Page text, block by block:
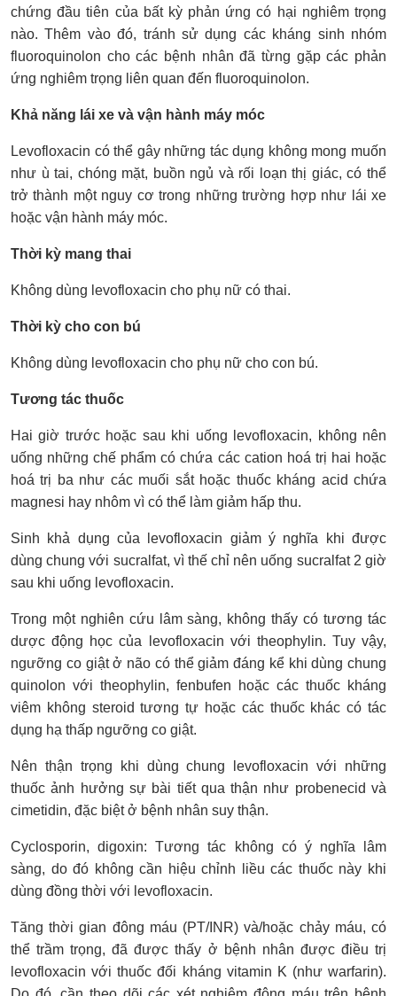
chứng đầu tiên của bất kỳ phản ứng có hại nghiêm trọng
nào. Thêm vào đó, tránh sử dụng các kháng sinh nhóm
fluoroquinolon cho các bệnh nhân đã từng gặp các phản
ứng nghiêm trọng liên quan đến fluoroquinolon.
Khả năng lái xe và vận hành máy móc
Levofloxacin có thể gây những tác dụng không mong muốn
như ù tai, chóng mặt, buồn ngủ và rối loạn thị giác, có thể
trở thành một nguy cơ trong những trường hợp như lái xe
hoặc vận hành máy móc.
Thời kỳ mang thai
Không dùng levofloxacin cho phụ nữ có thai.
Thời kỳ cho con bú
Không dùng levofloxacin cho phụ nữ cho con bú.
Tương tác thuốc
Hai giờ trước hoặc sau khi uống levofloxacin, không nên
uống những chế phẩm có chứa các cation hoá trị hai hoặc
hoá trị ba như các muối sắt hoặc thuốc kháng acid chứa
magnesi hay nhôm vì có thể làm giảm hấp thu.
Sinh khả dụng của levofloxacin giảm ý nghĩa khi được
dùng chung với sucralfat, vì thế chỉ nên uống sucralfat 2 giờ
sau khi uống levofloxacin.
Trong một nghiên cứu lâm sàng, không thấy có tương tác
dược động học của levofloxacin với theophylin. Tuy vậy,
ngưỡng co giật ở não có thể giảm đáng kể khi dùng chung
quinolon với theophylin, fenbufen hoặc các thuốc kháng
viêm không steroid tương tự hoặc các thuốc khác có tác
dụng hạ thấp ngưỡng co giật.
Nên thận trọng khi dùng chung levofloxacin với những
thuốc ảnh hưởng sự bài tiết qua thận như probenecid và
cimetidin, đặc biệt ở bệnh nhân suy thận.
Cyclosporin, digoxin: Tương tác không có ý nghĩa lâm
sàng, do đó không cần hiệu chỉnh liều các thuốc này khi
dùng đồng thời với levofloxacin.
Tăng thời gian đông máu (PT/INR) và/hoặc chảy máu, có
thể trầm trọng, đã được thấy ở bệnh nhân được điều trị
levofloxacin với thuốc đối kháng vitamin K (như warfarin).